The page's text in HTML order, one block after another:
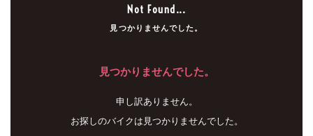
Not Found...
見つかりませんでした。
見つかりませんでした。
申し訳ありません。
お探しのバイクは見つかりませんでした。